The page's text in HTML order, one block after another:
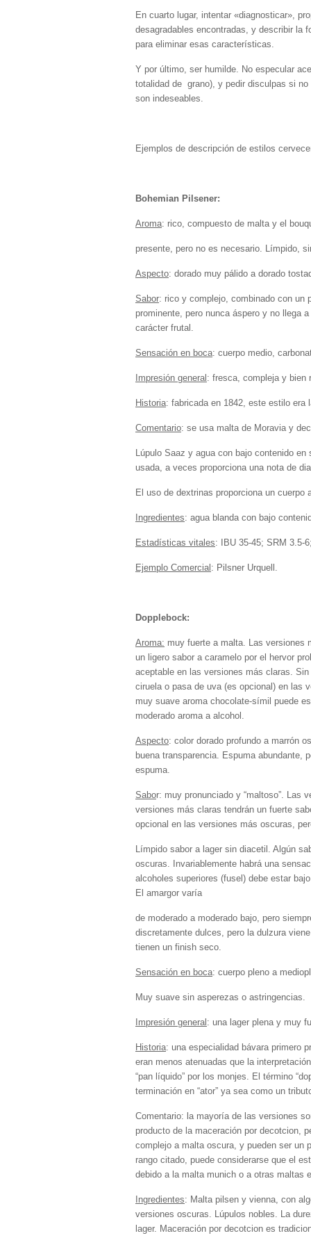
En cuarto lugar, intentar «diagnosticar»,
desagradables encontradas, y describir la
para eliminar esas características.
Y por último, ser humilde. No especular
totalidad de grano), y pedir disculpas si
son indeseables.
Ejemplos de descripción de estilos
Bohemian Pilsener:
Aroma: rico, compuesto de malta y el
presente, pero no es necesario. Límpido,
Aspecto: dorado muy pálido a dorado
Sabor: rico y complejo, combinado con un
prominente, pero nunca áspero y no llega
carácter frutal.
Sensación en boca: cuerpo medio,
Impresión general : fresca, compleja y bien
Historia: fabricada en 1842, este estilo era
Comentario: se usa malta de Moravia y
Lúpulo Saaz y agua con bajo contenido
usada, a veces proporciona una nota de
El uso de dextrinas proporciona un
Ingredientes: agua blanda con bajo
Estadísticas vitales: IBU 35-45; SRM 3.5-
Ejemplo Comercial : Pilsner Urquell.
Dopplebock:
Aroma: muy fuerte a malta. Las versiones
un ligero sabor a caramelo por el hervor
aceptable en las versiones más claras.
ciruela o pasa de uva (es opcional) en las
muy suave aroma chocolate-símil puede
moderado aroma a alcohol.
Aspecto: color dorado profundo a marrón
buena transparencia. Espuma abundante,
espuma.
Sabor: muy pronunciado y “maltoso”. Las
versiones más claras tendrán un fuerte
opcional en las versiones más oscuras,
Límpido sabor a lager sin diacetil. Algún
oscuras. Invariablemente habrá una
alcoholes superiores (fusel) debe estar
El amargor varía
de moderado a moderado bajo, pero
discretamente dulces, pero la dulzura
tienen un finish seco.
Sensación en boca: cuerpo pleno a
Muy suave sin asperezas o astringencias.
Impresión general : una lager plena y muy
Historia: una especialidad bávara primero
eran menos atenuadas que la
“pan líquido” por los monjes. El término
terminación en “ator” ya sea como un
Comentario: la mayoría de las versiones
producto de la maceración por decotcion,
complejo a malta oscura, y pueden ser un
rango citado, puede considerarse que el
debido a la malta munich o a otras maltas
Ingredientes: Malta pilsen y vienna, con
versiones oscuras. Lúpulos nobles. La
lager. Maceración por decotcion es